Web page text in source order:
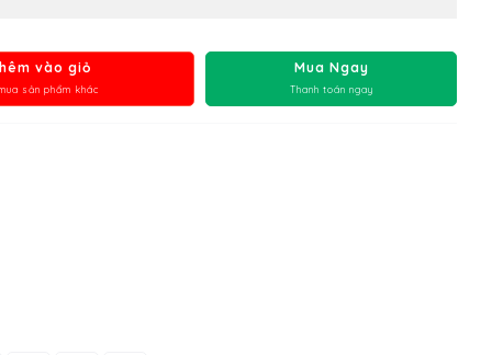
vào giỏ
sản phẩm khác
Mua Ngay
Thanh toán ngay